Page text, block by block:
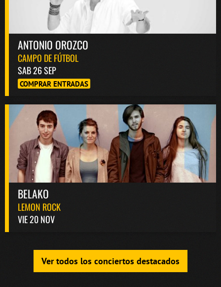
ANTONIO OROZCO
CAMPO DE FÚTBOL
SAB 26 SEP
COMPRAR ENTRADAS
BELAKO
LEMON ROCK
VIE 20 NOV
Ver todos los conciertos destacados